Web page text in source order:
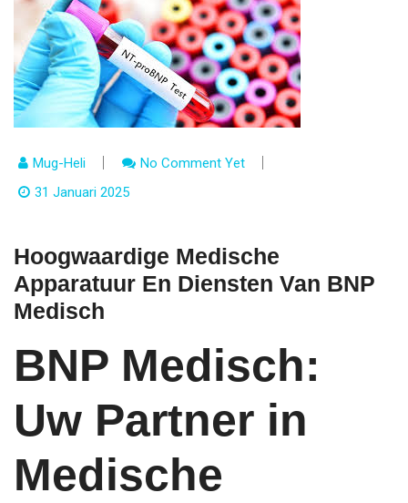
Mug-Heli
No Comment Yet
31 Januari 2025
Hoogwaardige Medische
Apparatuur En Diensten Van BNP
Medisch
BNP Medisch:
Uw Partner in
Medische